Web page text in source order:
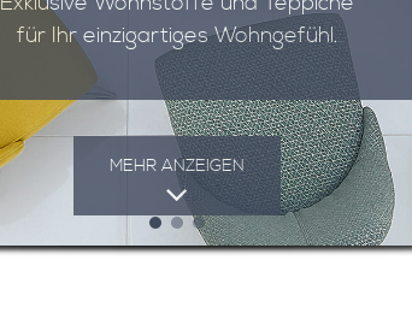
für Ihr einzigartiges Wohngefühl.
MEHR ANZEIGEN